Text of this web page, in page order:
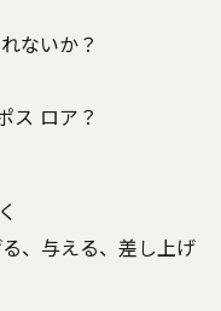
ないか？
ス ロア？
、与える、差し上げ